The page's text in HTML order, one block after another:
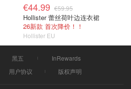
€44.99 €59.95
Hollister 蕾丝荷叶边连衣裙
26新款 首次降价！！
Hollister EU
黑五
InRewards
用户协议 版权声明